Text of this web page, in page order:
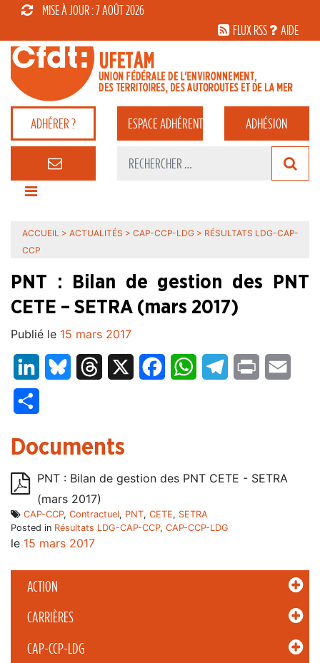
MISE À JOUR : 7 AOÛT 2026
FLUX RSS
AIDE
ADHÉRER ? ESPACEADHÉRENT ADHÉSION
ACTION
CARRIÈRES
CAP-CCP-LDG
ACCUEIL > ACTUALITÉS > CAP-CCP-LDG > RÉSULTATS LDG-CAP-
CCP
PNT : Bilan de gestion des PNT
CETE – SETRA (mars 2017)
Publié le 15 mars 2017
LinkedInBluesky Threads FacebookWhatsAppTelegram
Print
Documents
PNT : Bilan de gestion des PNT CETE - SETRA
(mars 2017)
CAP-CCP, Contractuel, PNT, CETE, SETRA
Posted in Résultats LDG-CAP-CCP, CAP-CCP-LDG
le 15 mars 2017